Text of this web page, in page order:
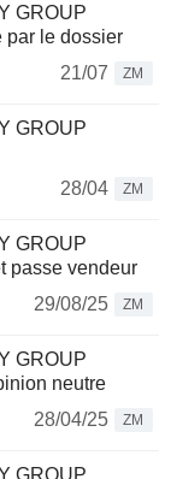
GROUP
par le dossier
21/07
ZM
GROUP
28/04
ZM
GROUP
passe vendeur
29/08/25
ZM
GROUP
neutre
28/04/25
ZM
GROUP